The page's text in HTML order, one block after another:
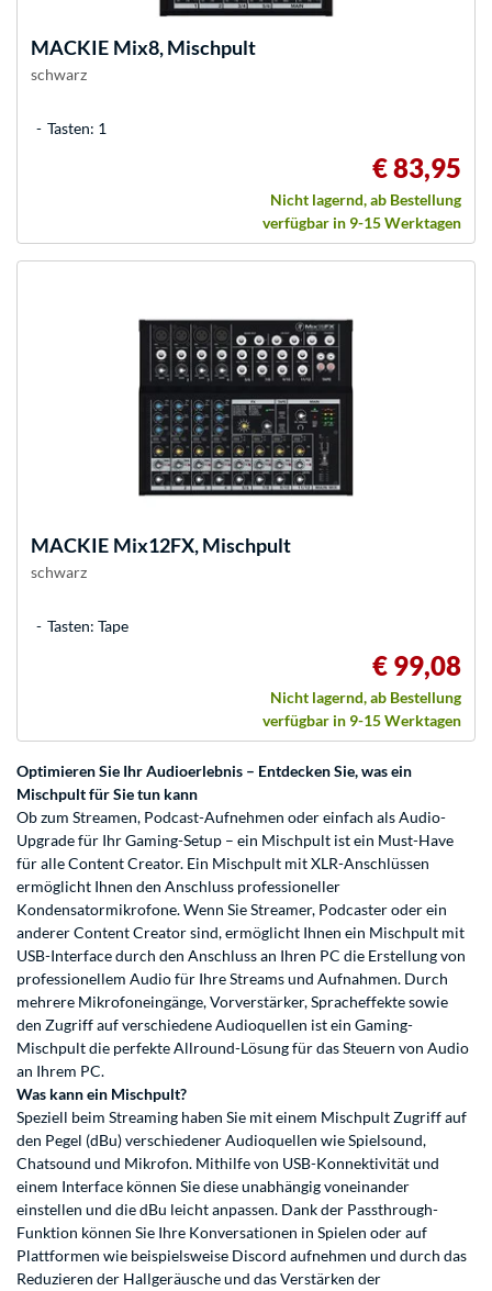
MACKIE Mix8, Mischpult
schwarz
Tasten: 1
€ 83,95
Nicht lagernd, ab Bestellung
verfügbar in 9-15 Werktagen
MACKIE Mix12FX, Mischpult
schwarz
Tasten: Tape
€ 99,08
Nicht lagernd, ab Bestellung
verfügbar in 9-15 Werktagen
Optimieren Sie Ihr Audioerlebnis – Entdecken Sie, was ein
Mischpult für Sie tun kann
Ob zum Streamen, Podcast-Aufnehmen oder einfach als Audio-
Upgrade für Ihr Gaming-Setup – ein Mischpult ist ein Must-Have
für alle Content Creator. Ein Mischpult mit XLR-Anschlüssen
ermöglicht Ihnen den Anschluss professioneller
Kondensatormikrofone. Wenn Sie Streamer, Podcaster oder ein
anderer Content Creator sind, ermöglicht Ihnen ein Mischpult mit
USB-Interface durch den Anschluss an Ihren PC die Erstellung von
professionellem Audio für Ihre Streams und Aufnahmen. Durch
mehrere Mikrofoneingänge, Vorverstärker, Spracheffekte sowie
den Zugriff auf verschiedene Audioquellen ist ein Gaming-
Mischpult die perfekte Allround-Lösung für das Steuern von Audio
an Ihrem PC.
Was kann ein Mischpult?
Speziell beim Streaming haben Sie mit einem Mischpult Zugriff auf
den Pegel (dBu) verschiedener Audioquellen wie Spielsound,
Chatsound und Mikrofon. Mithilfe von USB-Konnektivität und
einem Interface können Sie diese unabhängig voneinander
einstellen und die dBu leicht anpassen. Dank der Passthrough-
Funktion können Sie Ihre Konversationen in Spielen oder auf
Plattformen wie beispielsweise Discord aufnehmen und durch das
Reduzieren der Hallgeräusche und das Verstärken der